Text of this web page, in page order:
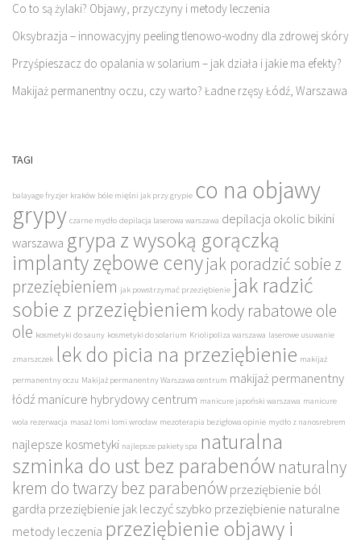
Co to są żylaki? Objawy, przyczyny i metody leczenia
Oksybrazja – innowacyjny peeling tlenowo-wodny dla zdrowej skóry
Przyśpieszacz do opalania w solarium – jak działa i jakie ma efekty?
Makijaż permanentny oczu, czy warto? Ładne rzęsy Łódź, Warszawa
TAGI
balayage fryzjer kraków bóle mięśni jak przy grypie co na objawy
grypy czarne mydło depilacja laserowa warszawa depilacja okolic bikini
warszawa grypa z wysoką gorączką
implanty zębowe cenyjak poradzić sobie z
przeziębieniem jak powstrzymać przeziębienie jak radzić
sobie z przeziębieniem kody rabatowe ole
ole kosmetyki do sauny kosmetyki do solarium Kriolipoliza warszawa laserowe usuwanie
zmarszczek lek do picia na przeziębienie makijaż
permanentny oczu Makijaż permanentny Warszawa centrum makijaż permanentny
łódź manicure hybrydowy centrum manicure japoński warszawa manicure
wola rezerwacja masaż lomi lomi wrocław mezoterapia bezigłowa opinie mydło z nanosrebrem
najlepsze kosmetyki najlepsze pakiety spa naturalna
szminka do ust bez parabenów naturalny
krem do twarzy bez parabenówprzeziębienie ból
gardła przeziębienie jak leczyć szybko przeziębienie naturalne
metody leczenia przeziębienie objawy i